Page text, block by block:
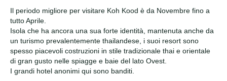
Il periodo migliore per visitare Koh Kood è da Novembre fino a
tutto Aprile.
Isola che ha ancora una sua forte identità, mantenuta anche da
un turismo prevalentemente thailandese, i suoi resort sono
spesso piacevoli costruzioni in stile tradizionale thai e orientale
di gran gusto nelle spiagge e baie del lato Ovest.
I grandi hotel anonimi qui sono banditi.